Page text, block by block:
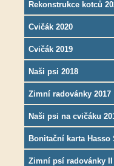
Rekonstrukce kotců
Cvičák 2020
Cvičák 2019
Naši psi 2018
Zimní radovánky 2017
Naši psi na cvičáku
Bonitační karta Hasso
Zimní psí radovánky II